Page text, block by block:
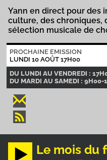
Yann en direct pour des
culture, des chroniques,
sélection musicale de
PROCHAINE EMISSION
LUNDI 10 AOÛT 17H00
DU LUNDI AU VENDREDI :
DU MARDI AU SAMEDI : 9H00-
Le mois du